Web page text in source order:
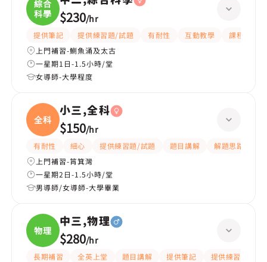
綜合
科學
$230/hr
提供筆記 提供練習題/試題 有耐性 互動教學
課程設計
上門補習-鰂魚涌及太古
一星期1日-1.5小時/堂
女導師-大學程度
全科
小三,全科
$150/hr
有耐性 細心 提供練習題/試題 題目講解
解題思路
上門補習-筲箕灣
一星期2日-1.5小時/堂
男導師/女導師-大學畢業
物理
中三,物理
$280/hr
長期補習 全英上堂 題目講解 提供筆記
提供練習題/試題